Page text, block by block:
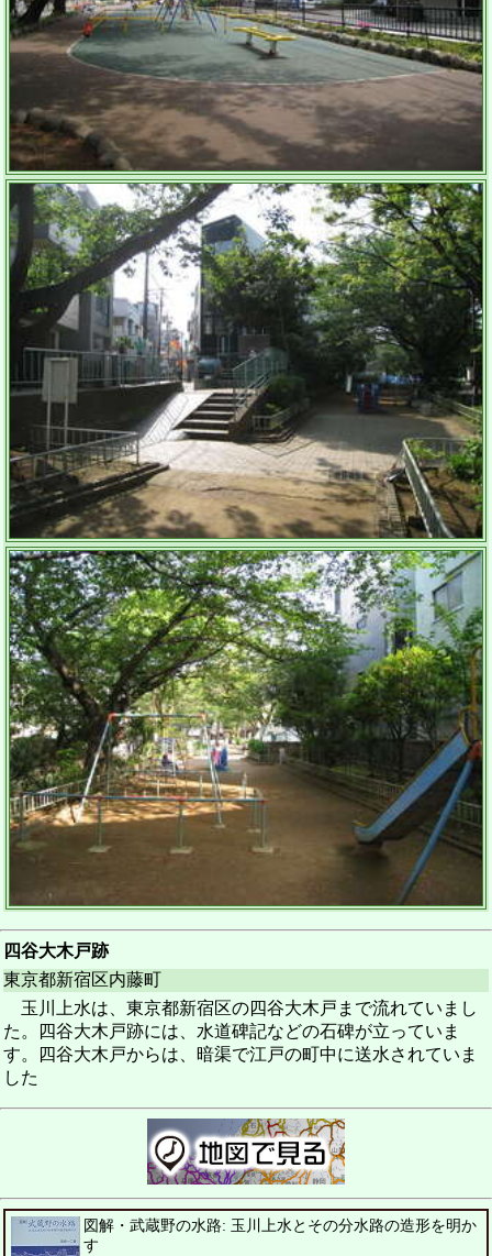
四谷大木戸跡
東京都新宿区内藤町
玉川上水は、東京都新宿区の四谷大木戸まで流れていまし
た。四谷大木戸跡には、水道碑記などの石碑が立っていま
す。四谷大木戸からは、暗渠で江戸の町中に送水されていま
した
図解・武蔵野の水路: 玉川上水とその分水路の造形を明か
す